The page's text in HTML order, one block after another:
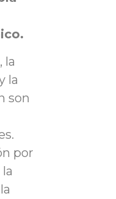
la
la
son
por